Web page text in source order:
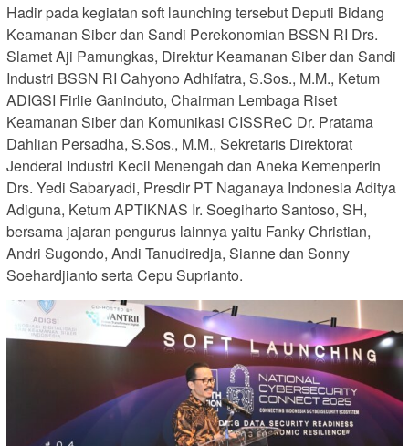
Hadir pada kegiatan soft launching tersebut Deputi Bidang
Keamanan Siber dan Sandi Perekonomian BSSN RI Drs.
Slamet Aji Pamungkas, Direktur Keamanan Siber dan Sandi
Industri BSSN RI Cahyono Adhifatra, S.Sos., M.M., Ketum
ADIGSI Firlie Ganinduto, Chairman Lembaga Riset
Keamanan Siber dan Komunikasi CISSReC Dr. Pratama
Dahlian Persadha, S.Sos., M.M., Sekretaris Direktorat
Jenderal Industri Kecil Menengah dan Aneka Kemenperin
Drs. Yedi Sabaryadi, Presdir PT Naganaya Indonesia Aditya
Adiguna, Ketum APTIKNAS Ir. Soegiharto Santoso, SH,
bersama jajaran pengurus lainnya yaitu Fanky Christian,
Andri Sugondo, Andi Tanudiredja, Sianne dan Sonny
Soehardjianto serta Cepu Suprianto.